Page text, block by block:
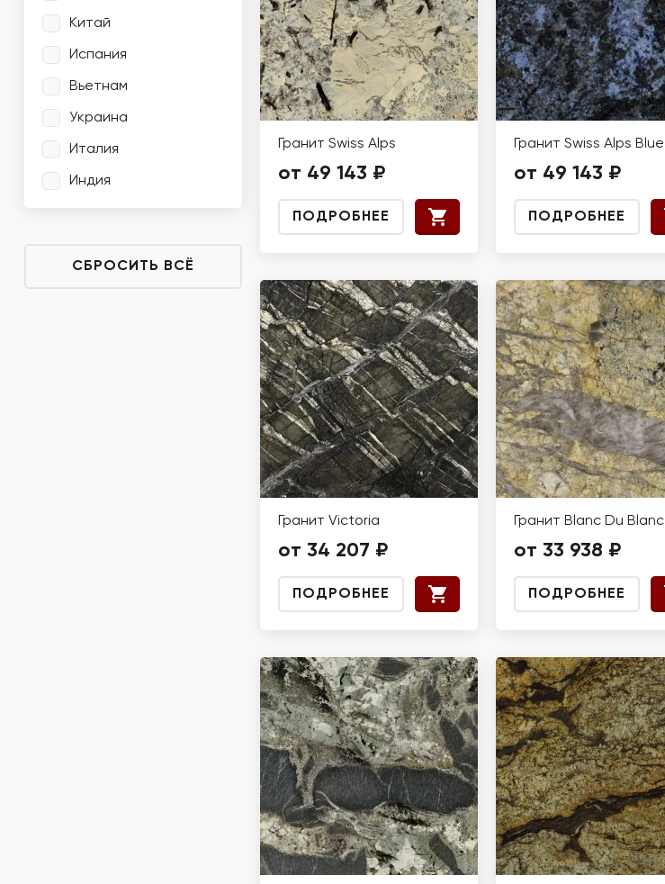
Гранит Swiss Alps
от 49 143 ₽
ПОДРОБНЕЕ
Гранит Swiss Alps Blue
от 49 143 ₽
ПОДРОБНЕЕ
Гранит Victoria
от 34 207 ₽
ПОДРОБНЕЕ
Гранит Blanc Du Blanc
от 33 938 ₽
ПОДРОБНЕЕ
Китай
Испания
Вьетнам
Украина
Италия
Индия
СБРОСИТЬ ВСЁ